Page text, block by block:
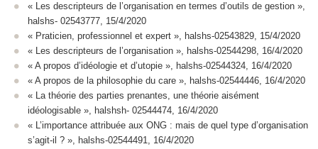
« Les descripteurs de l’organisation en termes d’outils de gestion »,
halshs- 02543777, 15/4/2020
« Praticien, professionnel et expert », halshs-02543829, 15/4/2020
« Les descripteurs de l’organisation », halshs-02544298, 16/4/2020
« A propos d’idéologie et d’utopie », halshs-02544324, 16/4/2020
« A propos de la philosophie du care », halshs-02544446, 16/4/2020
« La théorie des parties prenantes, une théorie aisément
idéologisable », halshsh- 02544474, 16/4/2020
« L’importance attribuée aux ONG : mais de quel type d’organisation
s’agit-il ? », halshs-02544491, 16/4/2020